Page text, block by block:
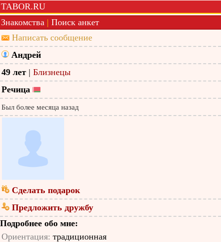
TABOR.RU
Знакомства | Поиск анкет
Написать сообщение
Андрей
49 лет | Близнецы
Речица
Был более месяца назад
Сделать подарок
Предложить дружбу
Подробнее обо мне:
Ориентация: традиционная